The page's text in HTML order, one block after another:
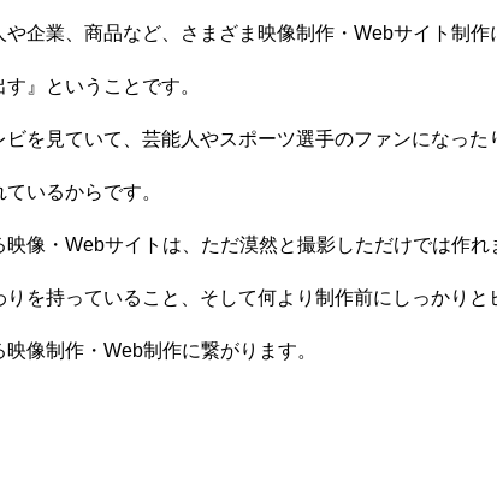
や企業、商品など、さまざま映像制作・Webサイト制
す』ということです。
ビを見ていて、芸能人やスポーツ選手のファンになっ
いるからです。
像・Webサイトは、ただ漠然と撮影しただけでは作れ
りを持っていること、そして何より制作前にしっかり
像制作・Web制作に繋がります。